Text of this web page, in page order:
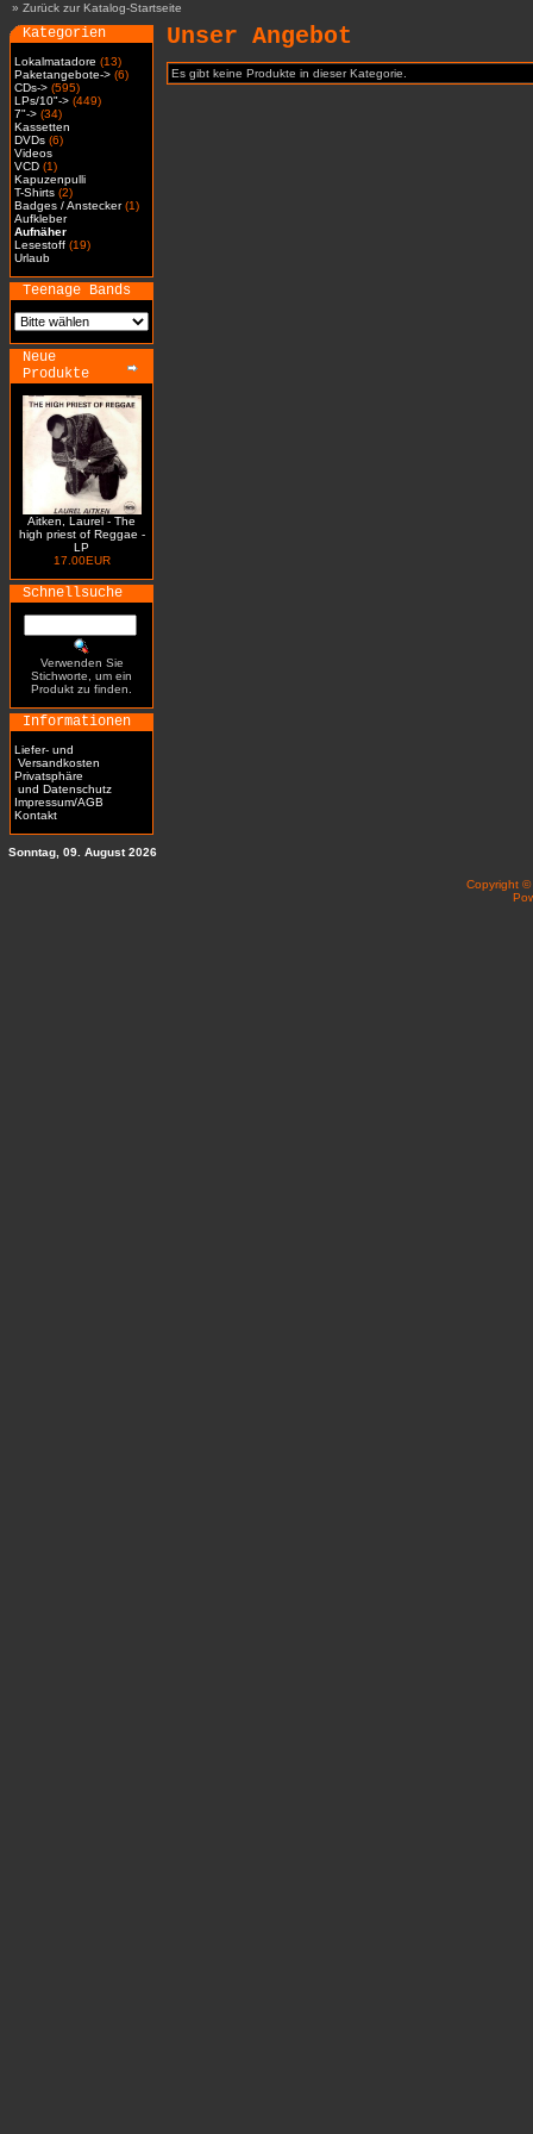
» Zurück zur Katalog-Startseite
Kategorien
Lokalmatadore (13)
Paketangebote-> (6)
CDs-> (595)
LPs/10"-> (449)
7"-> (34)
Kassetten
DVDs (6)
Videos
VCD (1)
Kapuzenpulli
T-Shirts (2)
Badges / Anstecker(1)
Aufkleber
Aufnäher
Lesestoff (19)
Urlaub
Teenage Bands
Neue
Produkte
Aitken, Laurel - The
high priest of Reggae -
LP
17.00EUR
Schnellsuche
Verwenden Sie
Stichworte, um ein
Produkt zu finden.
Informationen
Liefer- und
Versandkosten
Privatsphäre
und Datenschutz
Impressum/AGB
Kontakt
Unser Angebot
Es gibt keine Produkte in dieser Kategorie.
Sonntag, 09. August 2026
Copyright